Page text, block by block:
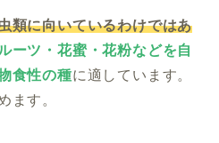
類に向いているわけではあ
ーツ・花蜜・花粉などを自
食性の種に適しています。
ます。